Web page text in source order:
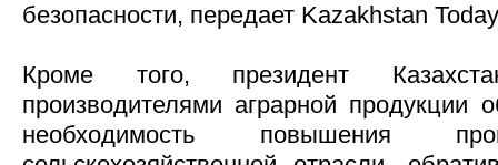
безопасности, передает Kazakhstan
Кроме того, президент
производителями аграрной продукции
необходимость повышения